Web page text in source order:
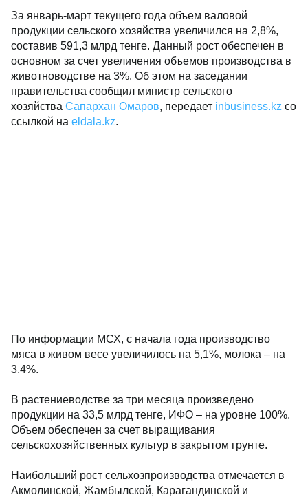
За январь-март текущего года объем валовой
продукции сельского хозяйства увеличился на 2,8%,
составив 591,3 млрд тенге. Данный рост обеспечен в
основном за счет увеличения объемов производства в
животноводстве на 3%. Об этом на заседании
правительства сообщил министр сельского
хозяйства Сапархан Омаров, передает inbusiness.kz со
ссылкой на eldala.kz.
По информации МСХ, с начала года производство
мяса в живом весе увеличилось на 5,1%, молока – на
3,4%.
В растениеводстве за три месяца произведено
продукции на 33,5 млрд тенге, ИФО – на уровне 100%.
Объем обеспечен за счет выращивания
сельскохозяйственных культур в закрытом грунте.
Наибольший рост сельхозпроизводства отмечается в
Акмолинской, Жамбылской, Карагандинской и